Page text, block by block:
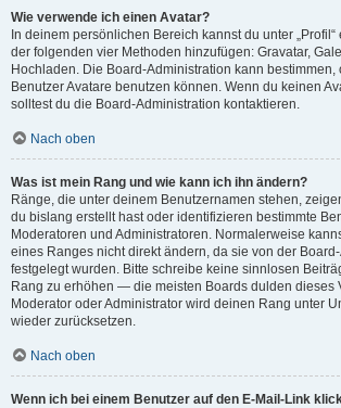
Wie verwende ich einen Avatar?
In deinem persönlichen Bereich kannst du unter
der folgenden vier Methoden hinzufügen: Gravatar,
Hochladen. Die Board-Administration kann bestimmen,
Benutzer Avatare benutzen können. Wenn du keinen
solltest du die Board-Administration kontaktieren.
Nach oben
Was ist mein Rang und wie kann ich ihn ändern?
Ränge, die unter deinem Benutzernamen stehen,
du bislang erstellt hast oder identifizieren bestimmte
Moderatoren und Administratoren. Normalerweise
eines Ranges nicht direkt ändern, da sie von der
festgelegt wurden. Bitte schreibe keine sinnlosen
Rang zu erhöhen — die meisten Boards dulden dieses
Moderator oder Administrator wird deinen Rang unter
wieder zurücksetzen.
Nach oben
Wenn ich bei einem Benutzer auf den E-Mail-Link